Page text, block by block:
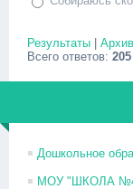
Результаты |
Всего ответов: 205
Дошкольное
МОУ "ШКОЛА